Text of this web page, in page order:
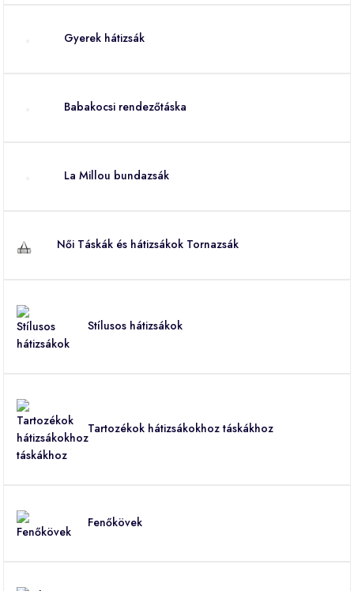
Gyerek hátizsák
Babakocsi rendezőtáska
La Millou bundazsák
Női Táskák és hátizsákok Tornazsák
Stílusos hátizsákok
Tartozékok hátizsákokhoz táskákhoz
Fenőkövek